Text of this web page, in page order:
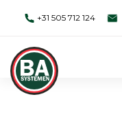
+31 505 712 124